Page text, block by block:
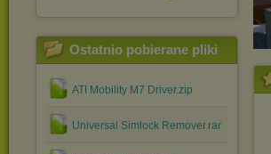
Ostatnio pobierane pliki
ATI Mobility M7 Driver.zip
Universal Simlock Remover.rar